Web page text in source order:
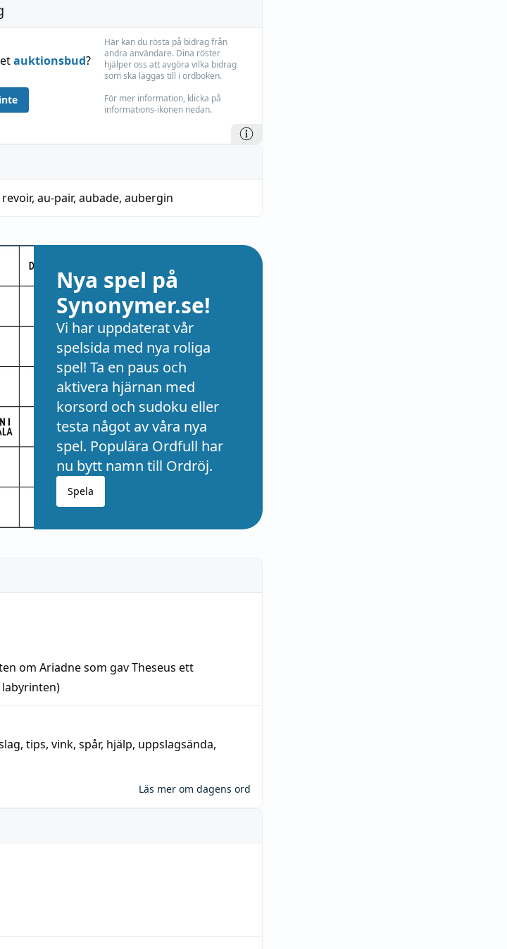
auktionsbud?
Här kan du rösta på bidrag från
andra användare. Dina röster
hjälper oss att avgöra vilka bidrag
som ska läggas till i ordboken.
För mer information, klicka på
informations-ikonen nedan.
, au-pair, aubade, aubergin
Nya spel på
Synonymer.se!
Vi har uppdaterat vår
spelsida med nya roliga
spel! Ta en paus och
aktivera hjärnan med
korsord och sudoku eller
testa något av våra nya
spel. Populära Ordfull har
nu bytt namn till Ordröj.
Spela
om Ariadne som gav Theseus ett
, tips, vink, spår, hjälp, uppslagsända,
Läs mer om dagens ord